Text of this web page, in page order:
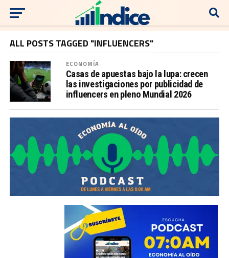
ALL POSTS TAGGED "INFLUENCERS"
ECONOMÍA
Casas de apuestas bajo la lupa: crecen
las investigaciones por publicidad de
influencers en pleno Mundial 2026